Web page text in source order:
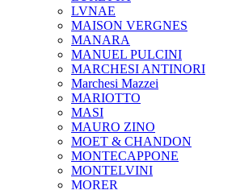
LVNAE
MAISON VERGNES
MANARA
MANUEL PULCINI
MARCHESI ANTINORI
Marchesi Mazzei
MARIOTTO
MASI
MAURO ZINO
MOET & CHANDON
MONTECAPPONE
MONTELVINI
MORER